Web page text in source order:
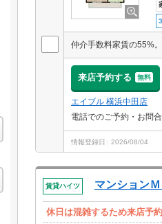
来店予約する 無料
エイブル 横浜中田店
電話でのご予約・お問
情報登録日 2026/08/04
賃貸ハイツ マンション
休日は混雑するため来店予